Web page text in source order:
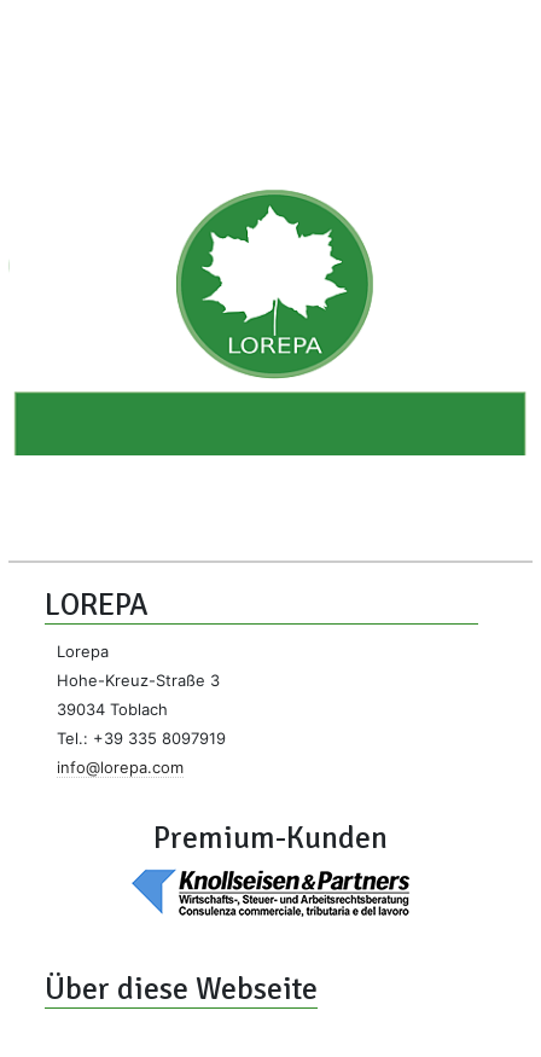
LOREPA
Lorepa
Hohe-Kreuz-Straße 3
39034 Toblach
Tel.: +39 335 8097919
info@lorepa.com
Premium-Kunden
Über diese Webseite